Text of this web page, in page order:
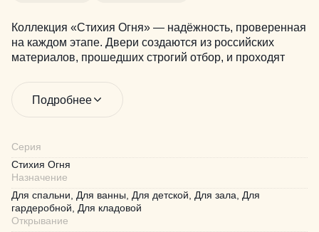
Коллекция «Стихия Огня» — надёжность, проверенная
на каждом этапе. Двери создаются из российских
материалов, прошедших строгий отбор, и проходят
месяцев гарантии на каждое изделие. Более 100
цветов в палитре — для смелых решений и уверенного
выбора.
Подробнее
Серия
Стихия Огня
Назначение
Для спальни, Для ванны, Для детской, Для зала, Для
гардеробной, Для кладовой
Открывание